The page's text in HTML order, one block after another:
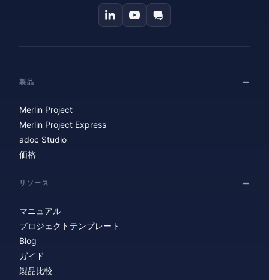
製品
Merlin Project
Merlin Project Express
adoc Studio
価格
リソース
マニュアル
プロジェクトテンプレート
Blog
ガイド
製品比較